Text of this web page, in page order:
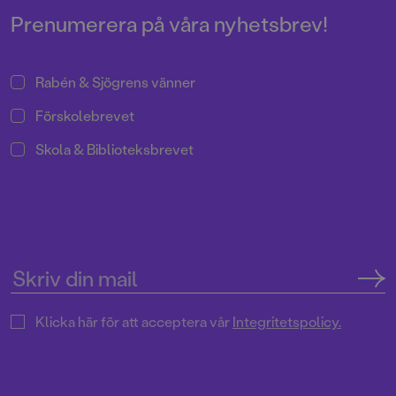
Prenumerera på våra nyhetsbrev!
Rabén & Sjögrens vänner
Förskolebrevet
Skola & Biblioteksbrevet
Klicka här för att acceptera vårIntegritetspolicy.